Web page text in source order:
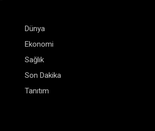
Dünya
Ekonomi
Sağlık
Son Dakika
Tanıtım